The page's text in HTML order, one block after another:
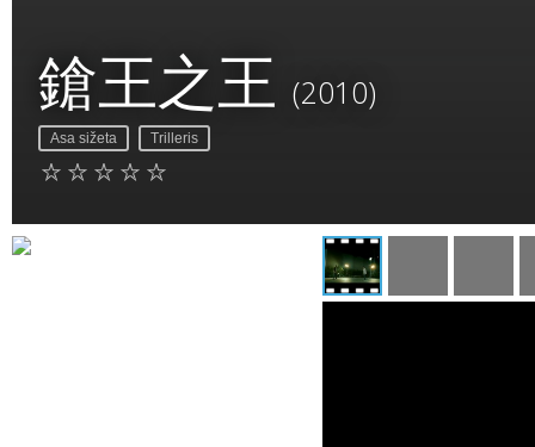
鎗王之王 (2010)
Asa sižeta Trilleris